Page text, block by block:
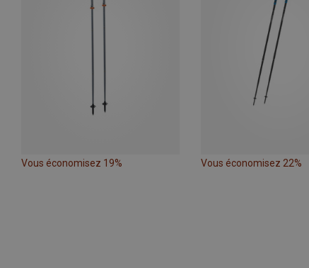
Vous économisez 19% Vous économisez 22%